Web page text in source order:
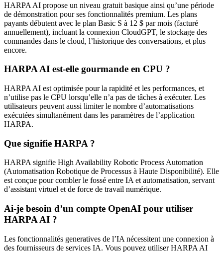
HARPA AI propose un niveau gratuit basique ainsi qu’une période
de démonstration pour ses fonctionnalités premium. Les plans
payants débutent avec le plan Basic S à 12 $ par mois (facturé
annuellement), incluant la connexion CloudGPT, le stockage des
commandes dans le cloud, l’historique des conversations, et plus
encore.
HARPA AI est-elle gourmande en CPU ?
HARPA AI est optimisée pour la rapidité et les performances, et
n’utilise pas le CPU lorsqu’elle n’a pas de tâches à exécuter. Les
utilisateurs peuvent aussi limiter le nombre d’automatisations
exécutées simultanément dans les paramètres de l’application
HARPA.
Que signifie HARPA ?
HARPA signifie High Availability Robotic Process Automation
(Automatisation Robotique de Processus à Haute Disponibilité). Elle
est conçue pour combler le fossé entre IA et automatisation, servant
d’assistant virtuel et de force de travail numérique.
Ai-je besoin d’un compte OpenAI pour utiliser
HARPA AI ?
Les fonctionnalités generatives de l’IA nécessitent une connexion à
des fournisseurs de services IA. Vous pouvez utiliser HARPA AI